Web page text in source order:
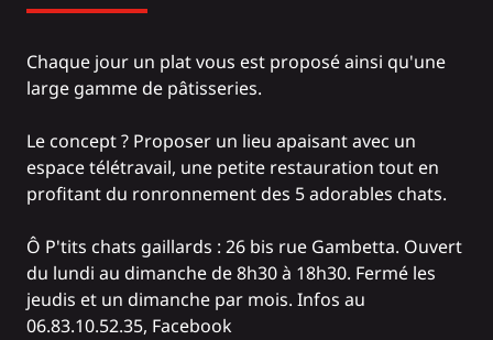
Chaque jour un plat vous est proposé ainsi qu'une
large gamme de pâtisseries.
Le concept ? Proposer un lieu apaisant avec un
espace télétravail, une petite restauration tout en
profitant du ronronnement des 5 adorables chats.
Ô P'tits chats gaillards : 26 bis rue Gambetta. Ouvert
du lundi au dimanche de 8h30 à 18h30. Fermé les
jeudis et un dimanche par mois. Infos au
06.83.10.52.35, Facebook